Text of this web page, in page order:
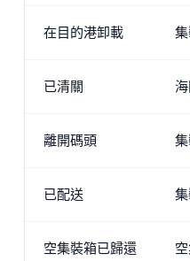
在目的港卸載
已清關
離開碼頭
已配送
空集裝箱已歸還